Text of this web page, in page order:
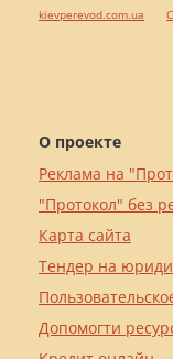
О проекте
Реклама на
"Протокол" без
Карта сайта
Тендер на
Допомогти
kievperevod.com.ua